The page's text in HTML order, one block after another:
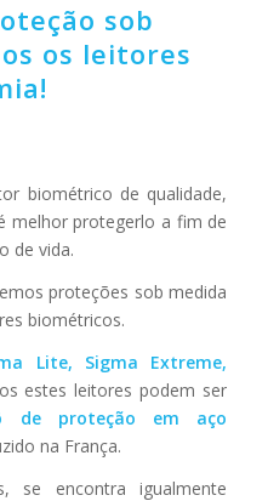
sob
os leitores
biométrico de qualidade,
melhor protegerlo a fim de
de vida.
proteções sob medida
biométricos.
Lite, Sigma Extreme,
estes leitores podem ser
de proteção em aço
na França.
se encontra igualmente